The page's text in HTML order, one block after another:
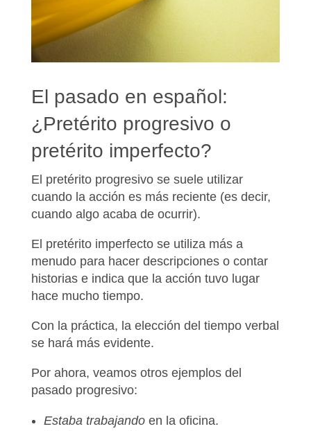
El pasado en español:
¿Pretérito progresivo o
pretérito imperfecto?
El pretérito progresivose suele utilizar
cuando la acción es más reciente(es decir,
cuando algo acaba de ocurrir).
El pretérito imperfectose utiliza más a
menudo para hacer descripciones o contar
historiase indica que laacción tuvo lugar
hace mucho tiempo.
Con la práctica, la elección del tiempo verbal
se hará más evidente.
Por ahora, veamos otros ejemplos del
pasado progresivo:
Estaba trabajandoen la oficina.